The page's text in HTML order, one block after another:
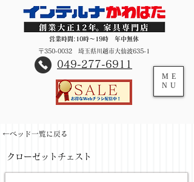
営業時間:10時～19時 年中無休
〒350-0032 埼玉県川越市大仙波635-1
​049-277-6911
ME
NU
←ベッド一覧に戻る
クローゼットチェスト